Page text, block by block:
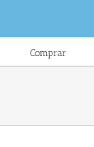
Comprar